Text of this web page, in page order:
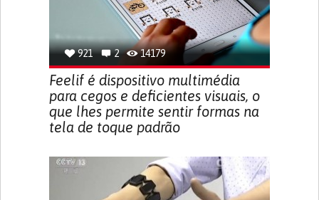
921 2 14179
Feelif é dispositivo multimédia
para cegos e deficientes visuais, o
que lhes permite sentir formas na
tela de toque padrão